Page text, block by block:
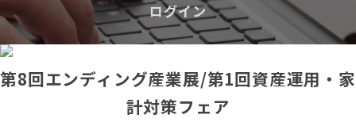
ログイン
第8回エンディング産業展/第1回資産運用・家
計対策フェア